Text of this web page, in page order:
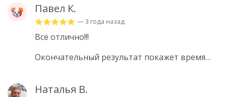
Павел К.
— 3 года назад
Всё отлично!!!
Окончательный результат покажет время…
Наталья В.